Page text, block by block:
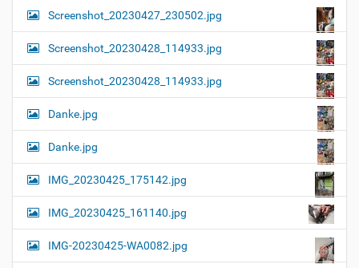
Screenshot_20230427_230502.jpg
Screenshot_20230428_114933.jpg
Screenshot_20230428_114933.jpg
Danke.jpg
Danke.jpg
IMG_20230425_175142.jpg
IMG_20230425_161140.jpg
IMG-20230425-WA0082.jpg